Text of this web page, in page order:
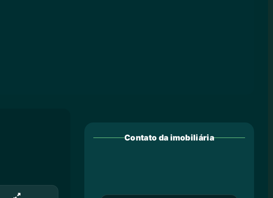
Contato da imobiliária